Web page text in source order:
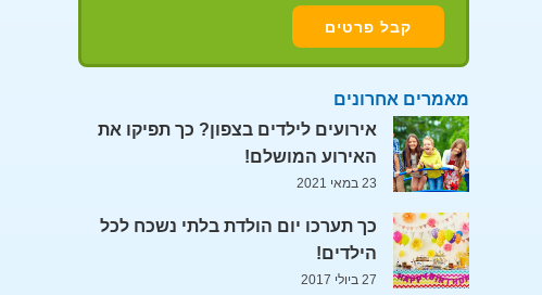
מאמרים אחרונים
אירועים לילדים בצפון? כך תפיקו את
האירוע המושלם!
23 במאי 2021
כך תערכו יום הולדת בלתי נשכח לכל
הילדים!
27 ביולי 2017